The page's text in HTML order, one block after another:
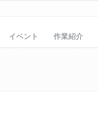
イベント 作業紹介